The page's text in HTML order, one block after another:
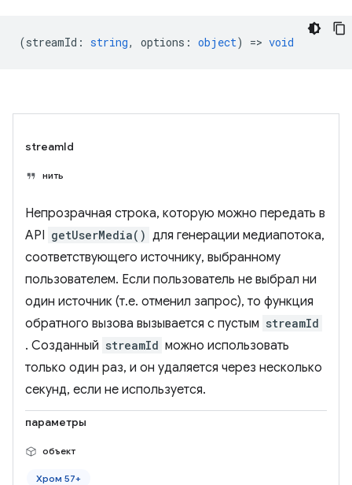
(streamId : string, options : object) => void
streamId
нить
Непрозрачная строка, которую можно передать в
API getUserMedia() для генерации медиапотока,
соответствующего источнику, выбранному
пользователем. Если пользователь не выбрал ни
один источник (т.е. отменил запрос), то функция
обратного вызова вызывается с пустым streamId
. Созданный streamId можно использовать
только один раз, и он удаляется через несколько
секунд, если не используется.
параметры
объект
Хром 57+